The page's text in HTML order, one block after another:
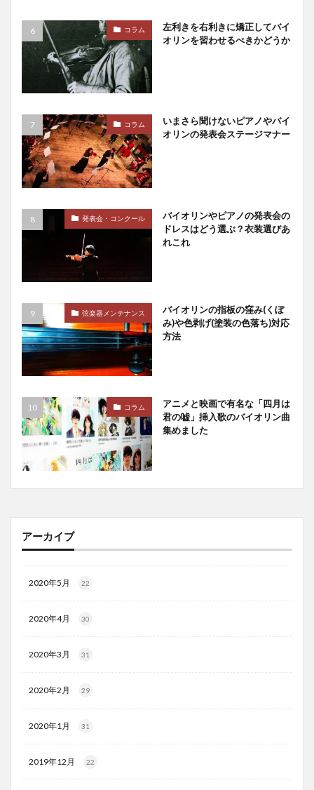
コラム
左利きを右利きに矯正してバイ
オリンを習わせるべきかどうか
コラム
いまさら聞けないピアノやバイ
オリンの発表会ステージマナー
発表会・コンクール
バイオリンやピアノの発表会の
ドレスはどう選ぶ？衣装選びあ
れこれ
弦楽器メンテナンス
バイオリンの指板の窪み(くぼ
み)や色剥げ(塗装の色落ち)対応
方法
コラム
アニメと映画で有名な「四月は
君の嘘」挿入歌のバイオリン曲
集めました
アーカイブ
2020年5月 22
2020年4月 30
2020年3月 31
2020年2月 29
2020年1月 31
2019年12月 22